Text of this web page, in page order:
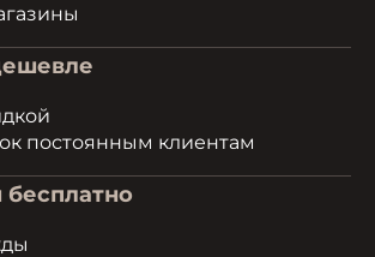
постоянным клиентам